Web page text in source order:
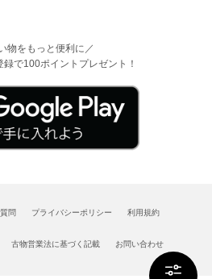
物をもっと便利に／
で100ポイントプレゼント！
問 プライバシーポリシー 利用規約
古物営業法に基づく記載 お問い合わせ